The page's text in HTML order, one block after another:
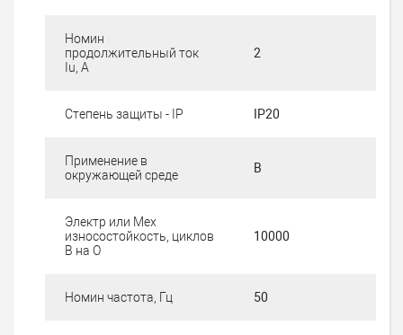
Номин
продолжительный ток
Iu, А
2
Степень защиты - IP IP20
Применение в
окружающей среде
В
Электр или Мех
износостойкость, циклов
В на О
10000
Номин частота, Гц 50